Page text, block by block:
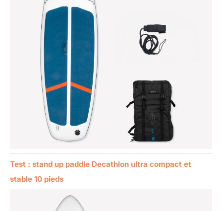
Test : stand up paddle Decathlon ultra compact et
stable 10 pieds